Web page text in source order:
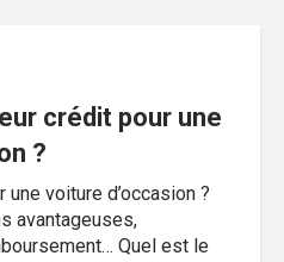
crédit pour une
?
voiture d’occasion ?
avantageuses,
Quel est le